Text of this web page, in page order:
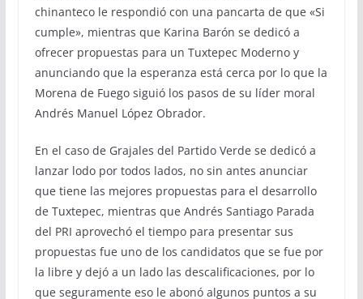
chinanteco le respondió con una pancarta de que «Si
cumple», mientras que Karina Barón se dedicó a
ofrecer propuestas para un Tuxtepec Moderno y
anunciando que la esperanza está cerca por lo que la
Morena de Fuego siguió los pasos de su líder moral
Andrés Manuel López Obrador.
En el caso de Grajales del Partido Verde se dedicó a
lanzar lodo por todos lados, no sin antes anunciar
que tiene las mejores propuestas para el desarrollo
de Tuxtepec, mientras que Andrés Santiago Parada
del PRI aprovechó el tiempo para presentar sus
propuestas fue uno de los candidatos que se fue por
la libre y dejó a un lado las descalificaciones, por lo
que seguramente eso le abonó algunos puntos a su